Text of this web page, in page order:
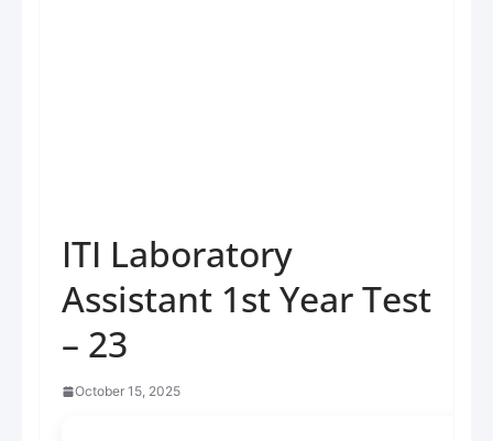
ITI Laboratory
Assistant 1st Year Test
– 23
October 15, 2025